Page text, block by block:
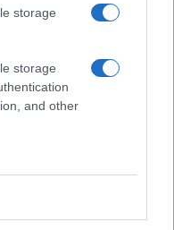
storage
storage
and other
przewija się w jego
„Kuchno Rides!”,
świat motoryzacji.
I PREMIERY